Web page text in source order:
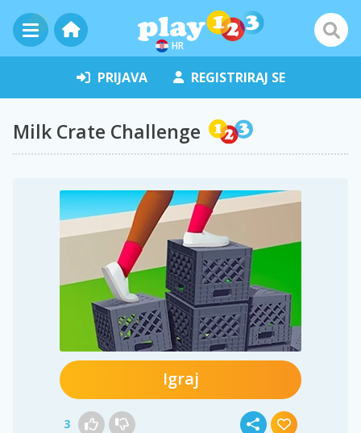
HR
PRIJAVA REGISTRIRAJ SE
Milk Crate Challenge
Igraj
3